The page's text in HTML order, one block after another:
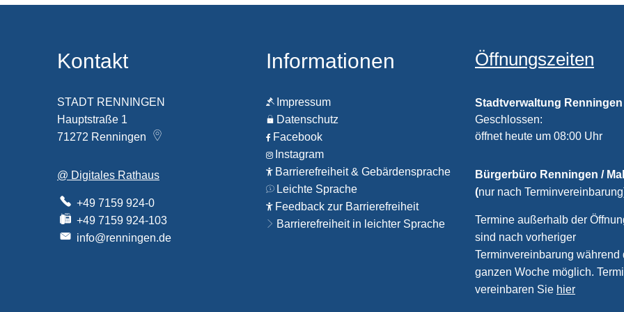
Kontakt
STADT RENNINGEN
Hauptstraße 1
71272 Renningen
@ Digitales Rathaus
+49 7159 924-0
+49 7159 924-103
info@renningen.de
Informationen
Impressum
Datenschutz
Facebook
Instagram
Barrierefreiheit & Gebärdensprache
Leichte Sprache
Feedback zur Barrierefreiheit
Barrierefreiheit in leichter Sprache
Öffnungszeiten
Stadtverwaltung Renningen
Klicken, um weitere
Geschlossen:
öffnet heute um 08:00 Uhr
Bürgerbüro Renningen /
(nur nach
Termine außerhalb der
sind nach vorheriger
Terminvereinbarung während
ganzen Woche möglich.
vereinbaren Sie hier